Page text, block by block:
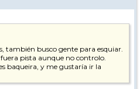
también busco gente para esquiar.
pista aunque no controlo.
baqueira, y me gustaría ir la